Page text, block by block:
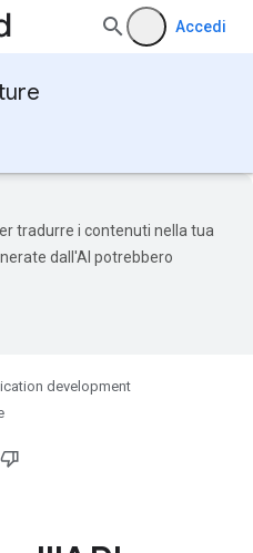
Accedi
tradurre i contenuti nella tua
dall'AI potrebbero
development